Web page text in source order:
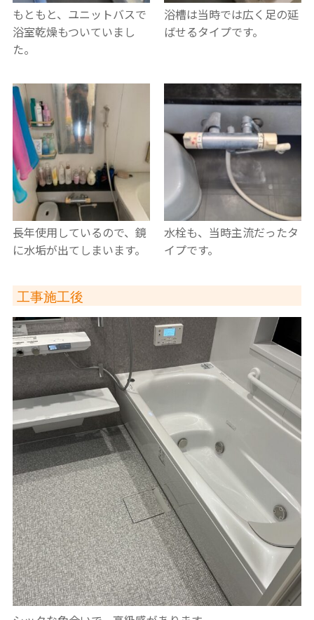
もともと、ユニットバスで
浴室乾燥もついていまし
た。
浴槽は当時では広く足の延
ばせるタイプです。
長年使用しているので、鏡
に水垢が出てしまいます。
水栓も、当時主流だったタ
イプです。
工事施工後